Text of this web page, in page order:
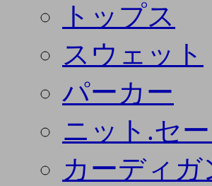
トップス
スウェット
パーカー
ニット.セ
カーディガ